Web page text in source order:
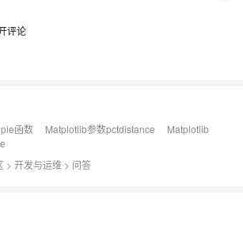
评论
函数 Matplotlib参数pctdistance
Matplotlib
> 开发与运维 > 问答